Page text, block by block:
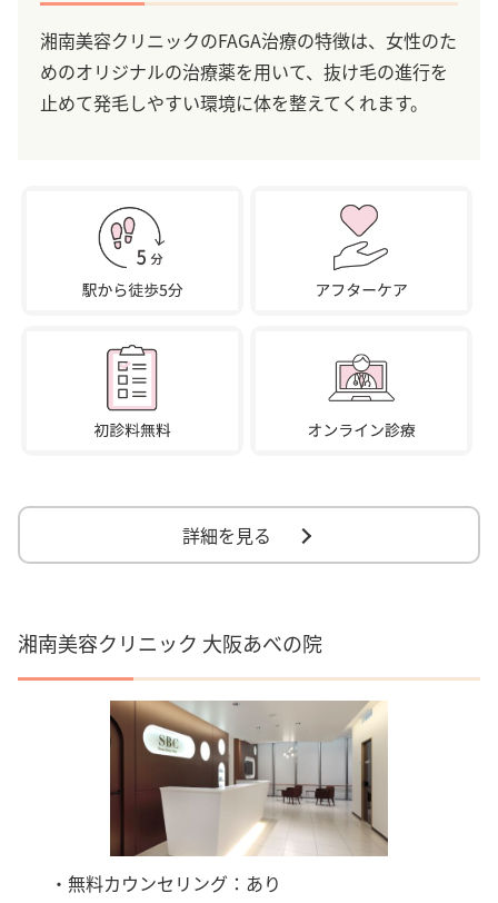
湘南美容クリニックのFAGA治療の特徴は、女性のた
めのオリジナルの治療薬を用いて、抜け毛の進行を
止めて発毛しやすい環境に体を整えてくれます。
詳細を見る
湘南美容クリニック 大阪あべの院
・無料カウンセリング：あり